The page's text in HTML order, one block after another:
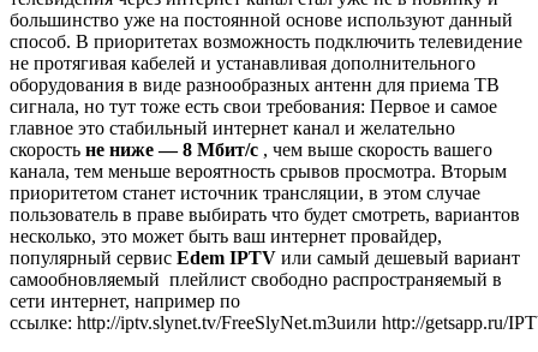
большинство уже на постоянной основе используют данный
способ. В приоритетах возможность подключить телевидение
не протягивая кабелей и устанавливая дополнительного
оборудования в виде разнообразных антенн для приема ТВ
сигнала, но тут тоже есть свои требования: Первое и самое
главное это стабильный интернет канал и желательно
скорость не ниже — 8 Мбит/с , чем выше скорость вашего
канала, тем меньше вероятность срывов просмотра. Вторым
приоритетом станет источник трансляции, в этом случае
пользователь в праве выбирать что будет смотреть, вариантов
несколько, это может быть ваш интернет провайдер,
популярный сервис Edem IPTV или самый дешевый вариант
самообновляемый плейлист свободно распространяемый в
сети интернет, например по
ссылке: http://iptv.slynet.tv/FreeSlyNet.m3uили http://getsapp.ru/